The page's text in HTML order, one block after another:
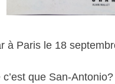
à Paris le 18
que San-Antonio?